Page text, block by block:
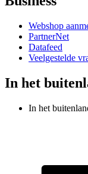
Webshop
PartnerNet
Datafeed
Veelgestelde
In het
In het